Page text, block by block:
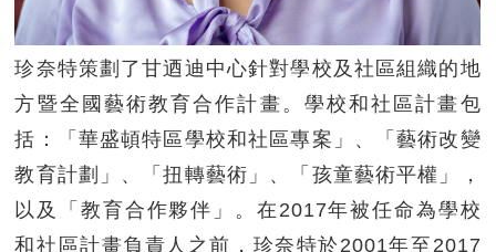
珍奈特策劃了甘迺迪中心針對學校及社區組織的地
方暨全國藝術教育合作計畫。學校和社區計畫包
括：「華盛頓特區學校和社區專案」、「藝術改變
教育計劃」、「扭轉藝術」、「孩童藝術平權」，
以及「教育合作夥伴」。在2017年被任命為學校
和社區計畫負責人之前，珍奈特於2001年至2017